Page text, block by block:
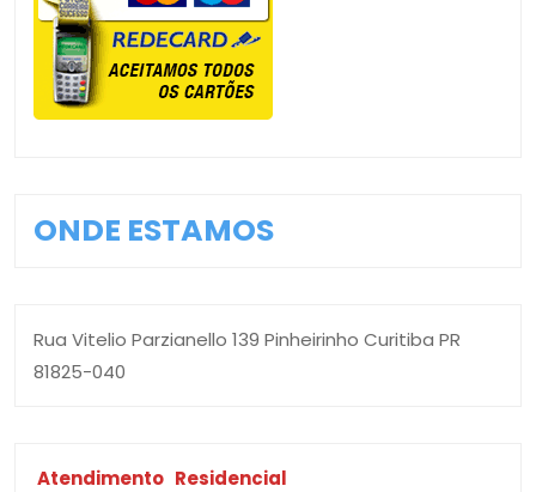
ONDE ESTAMOS
Rua Vitelio Parzianello 139 Pinheirinho Curitiba PR
81825-040
Atendimento Residencial